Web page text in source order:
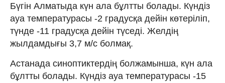
Бүгін Алматыда күн ала бұлтты болады. Күндіз
ауа температурасы -2 градусқа дейін көтеріліп,
түнде -11 градусқа дейін түседі. Желдің
жылдамдығы 3,7 м/с болмақ.
Астанада синоптиктердің болжамынша, күн ала
бұлтты болады. Күндіз ауа температурасы -15